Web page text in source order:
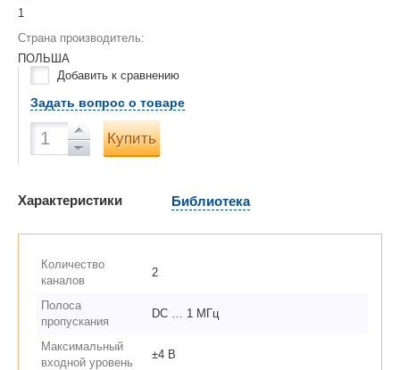
1
Страна производитель:
ПОЛЬША
Добавить к сравнению
Задать вопрос о товаре
Купить
Характеристики Библиотека
Количество
каналов
2
Полоса
пропускания
DC … 1 МГц
Максимальный
входной уровень
±4 В